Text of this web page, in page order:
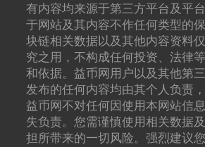
有内容均来源于第三方平台及平
于网站及其内容不作任何类型的
块链相关数据以及其他内容资料
究之用，不构成任何投资、法律
和依据。益币网用户以及其他第
发布的任何内容均由其个人负责
益币网不对任何因使用本网站信
失负责。您需谨慎使用相关数据
担所带来的一切风险。强烈建议